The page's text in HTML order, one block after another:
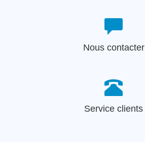
Nous contacter
Service clients